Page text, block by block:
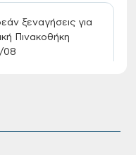
ξεναγήσεις για
Πινακοθήκη
08
Επιτροπής